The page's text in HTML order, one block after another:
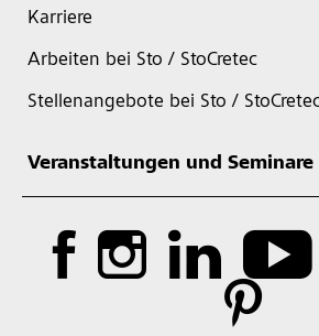
Karriere
Arbeiten bei Sto / StoCretec
Stellenangebote bei Sto /
Veranstaltungen und Seminare